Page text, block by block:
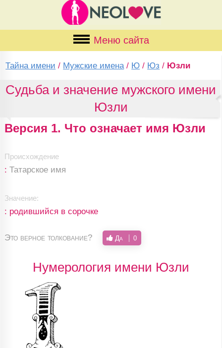
Меню сайта
Тайна имени / Мужские имена / Ю / Юз / Юзли
Судьба и значение мужского имени
Юзли
Версия 1. Что означает имя Юзли
Происхождение
: Татарское имя
Значение:
: родившийся в сорочке
Это верное толкование? Да 0
Нумерология имени Юзли